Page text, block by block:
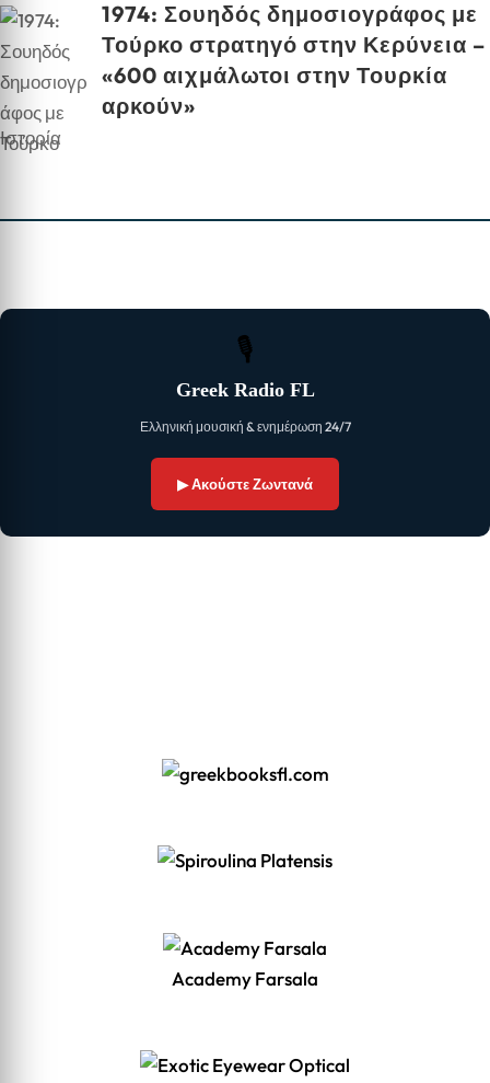
1974: Σουηδός δημοσιογράφος με
Τούρκο στρατηγό στην Κερύνεια –
«600 αιχμάλωτοι στην Τουρκία
αρκούν»
Ιστορία
🎙
Greek Radio FL
Ελληνική μουσική & ενημέρωση 24/7
▶ Ακούστε Ζωντανά
Academy Farsala